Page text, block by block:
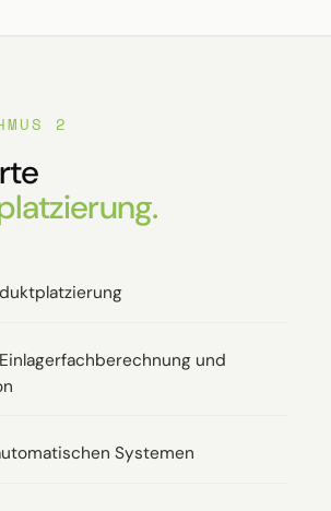
2
und
Systemen